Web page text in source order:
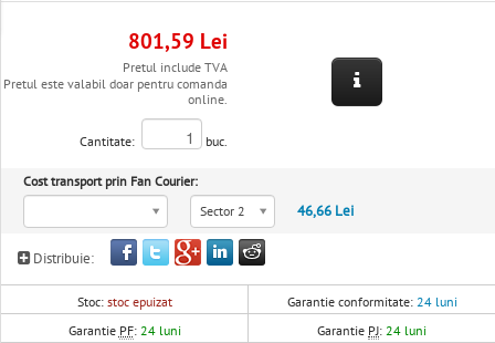
801,59 Lei
Pretul include TVA
Pretul este valabil doar pentru comanda
online.
Cantitate: buc.
Cost transport prin Fan Courier:
Sector 2
46,66 Lei
Distribuie:
Stoc: stoc epuizat Garantie conformitate: 24 luni
Garantie PF: 24 luni Garantie PJ:24 luni